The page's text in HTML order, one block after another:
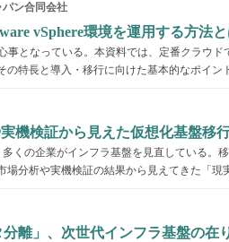
ン合同会社
vSphere環境を運用する方法と
事となっている。本資料では、定番クラウド
特長と導入・移行に向けた基本的なポイン
機検証から見えた仮想化基盤移
くの企業がインフラ基盤を見直している。
分析や実機検証の結果から見えてきた「現
離」、次世代インフラ基盤の在